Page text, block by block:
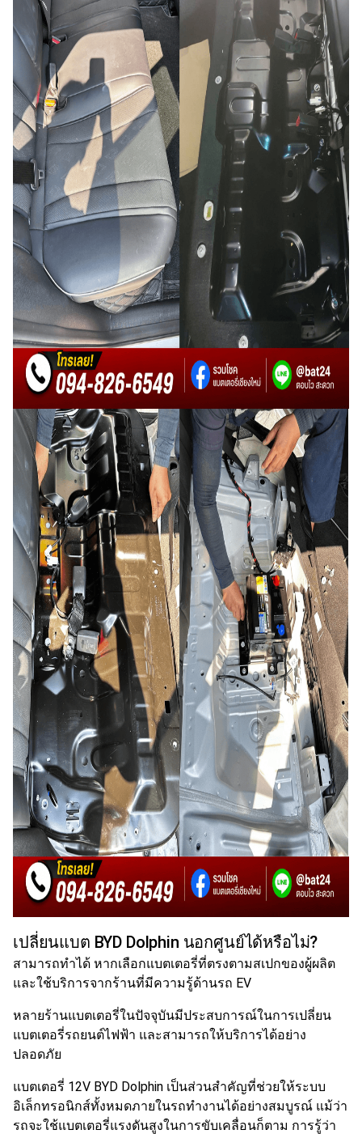
เปลี่ยนแบต BYD Dolphin นอกศูนย์ได้หรือไม่?
สามารถทำได้ หากเลือกแบตเตอรี่ที่ตรงตามสเปกของผู้ผลิต
และใช้บริการจากร้านที่มีความรู้ด้านรถ EV
หลายร้านแบตเตอรี่ในปัจจุบันมีประสบการณ์ในการเปลี่ยน
แบตเตอรี่รถยนต์ไฟฟ้า และสามารถให้บริการได้อย่าง
ปลอดภัย
แบตเตอรี่ 12V BYD Dolphin เป็นส่วนสำคัญที่ช่วยให้ระบบ
อิเล็กทรอนิกส์ทั้งหมดภายในรถทำงานได้อย่างสมบูรณ์ แม้ว่า
รถจะใช้แบตเตอรี่แรงดันสูงในการขับเคลื่อนก็ตาม การรู้ว่า